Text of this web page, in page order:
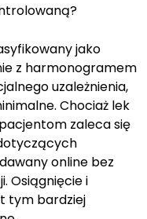
jako
z harmonogramem
uzależnienia,
Chociaż lek
zaleca się
online bez
Osiągnięcie i
tym bardziej